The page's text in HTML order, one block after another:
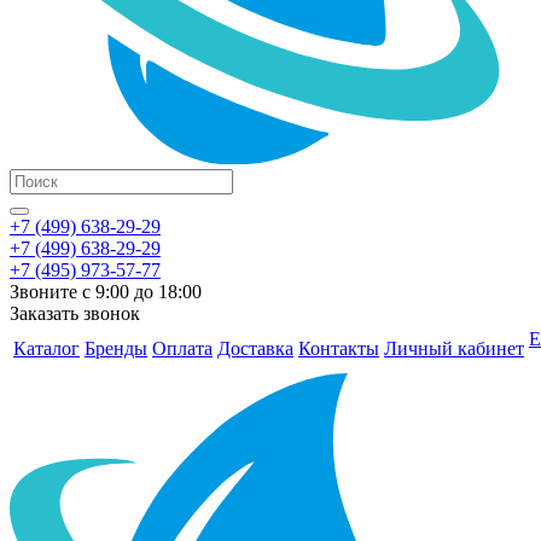
+7 (499) 638-29-29
+7 (499) 638-29-29
+7 (495) 973-57-77
Звоните с 9:00 до 18:00
Заказать звонок
Каталог Бренды Оплата Доставка Контакты Личный кабинет